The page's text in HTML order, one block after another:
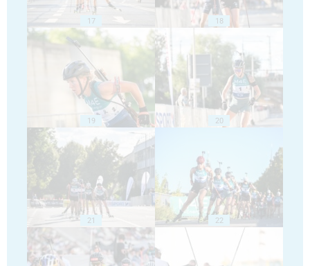
17 18
19 20
21 22